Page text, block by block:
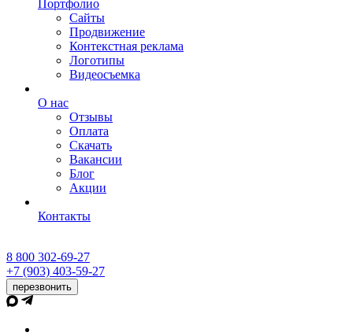
Портфолио
Сайты
Продвижение
Контекстная реклама
Логотипы
Видеосъемка
О нас
Отзывы
Оплата
Скачать
Вакансии
Блог
Акции
Контакты
8 800 302-69-27
+7 (903) 403-59-27
перезвонить